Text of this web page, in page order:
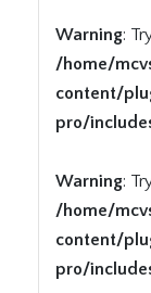
Warning:
/home/
content/
pro/
Warning:
/home/
content/
pro/